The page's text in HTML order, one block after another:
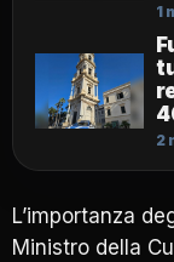
1
2
L’importanza
Ministro della